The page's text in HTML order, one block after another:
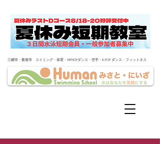
​三郷市・新座市 スイミング・体育・HIPHOPダンス・空手・K-POP ダンス・フィットネス